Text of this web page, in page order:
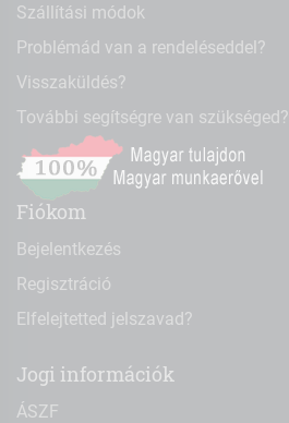
Szállítási módok
Problémád van a rendeléseddel?
Visszaküldés?
További segítségre van szükséged?
Fiókom
Bejelentkezés
Regisztráció
Elfelejtetted jelszavad?
Jogi információk
ÁSZF